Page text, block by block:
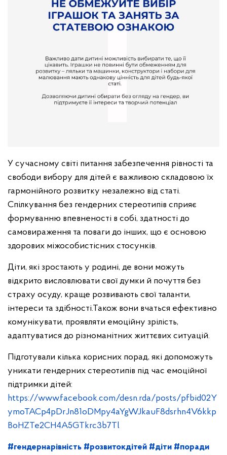
У сучасному світі питання забезпечення рівності та
свободи вибору для дітей є важливою складовою їх
гармонійного розвитку незалежно від статі.
Спілкування без гендерних стереотипів сприяє
формуванню впевненості в собі, здатності до
самовираження та поваги до інших, що є основою
здорових міжособистісних стосунків.
Діти, які зростають у родині, де вони можуть
відкрито висловлювати свої думки й почуття без
страху осуду, краще розвивають свої таланти,
інтереси та здібності.Також вони вчаться ефективно
комунікувати, проявляти емоційну зрілість,
адаптуватися до різноманітних життєвих ситуацій.
Підготували кілька корисних порад, які допоможуть
уникати гендерних стереотипів під час емоційної
підтримки дітей:
https://www.facebook.com/desn.rda/posts/pfbid02Y
ymoTACp4pDrJn81oDMpy4aYgWJkauF8dsrhn4V6kkp
BoHZTe2CH4A5GTkrc3b7Tl
#гендернарівність #розвитокдітей #діти #поради